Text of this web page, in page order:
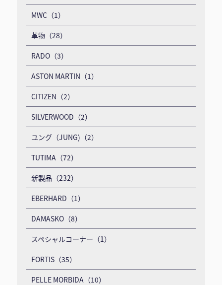
MWC（1）
革物（28）
RADO（3）
ASTON MARTIN（1）
CITIZEN（2）
SILVERWOOD（2）
ユング（JUNG)（2）
TUTIMA（72）
新製品（232）
EBERHARD（1）
DAMASKO（8）
スペシャルコーナー（1）
FORTIS（35）
PELLE MORBIDA（10）